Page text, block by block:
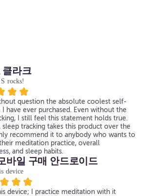
클라크
rocks!
question the absolute coolest self-
I have ever purchased. Even without the
I still feel this statement holds true.
sleep tracking takes this product over the
recommend it to anybody who wants to
meditation practice, overall
and sleep habits.
바일 구매 안드로이드
device
device; I practice meditation with it